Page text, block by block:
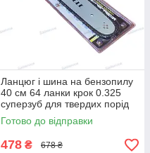
Ланцюг і шина на бензопилу
40 см 64 ланки крок 0.325
суперзуб для твердих порід
/American Eagle
Готово до відправки
478 ₴ 678 ₴